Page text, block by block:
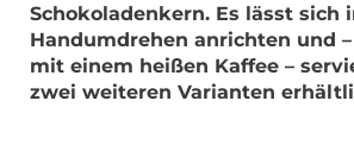
Schokoladenkern. Es lässt sich
Handumdrehen anrichten und
mit einem heißen Kaffee –
zwei weiteren Varianten